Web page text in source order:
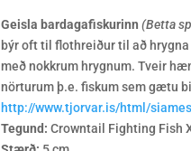
Geisla bardagafiskurinn(Betta
býr oft til flothreiður til að
með nokkrum hrygnum. Tveir
nörturum þ.e. fiskum sem gætu
http://www.tjorvar.is/html/
Tegund: Crowntail Fighting Fish